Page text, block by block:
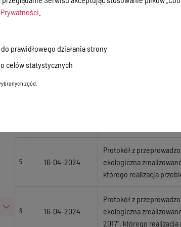
2
3 16-04-2024
5 16-04-2024
Protokół z
ekologiczna
którego realizacja
6 16-04-2024
Protokół z
ekologiczna
2017”, którego realizacja
prawidłowego działania strony
celów statystycznych
zgód.